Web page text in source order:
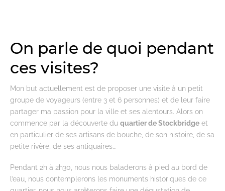
On parle de quoi pendant
ces visites?
Mon but actuellement est de proposer une visite à un petit
groupe de voyageurs (entre 3 et 6 personnes) et de leur faire
partager ma passion pour la ville et ses alentours. Alors on
commence par la découverte du quartier de Stockbridge et
en particulier de ses artisans de bouche, de son histoire, de sa
petite rivère, de ses antiquaires…
Pendant 2h à 2h30, nous nous baladerons à pied au bord de
l’eau, nous contemplerons les monuments historiques de ce